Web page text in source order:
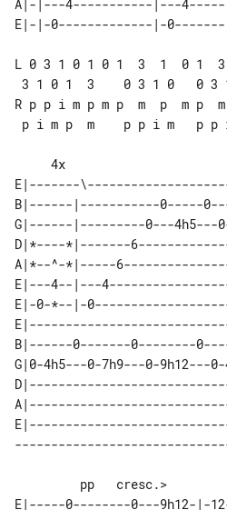
A|-|---4-----------|---
L 0 3 1 0 1 0 1  3  1  0 1
R p p i m p m p  m  p  m p
E|-------
B|------|-----------0-----
G|------|---------0---4h5---
D|*----*|-------
A|*--^-*|-----
E|---4--|---
E|-0-*--|-
B|------0-------
G|0-4h5---0-7h9---0-
E|-----0--------0---9h12-|-